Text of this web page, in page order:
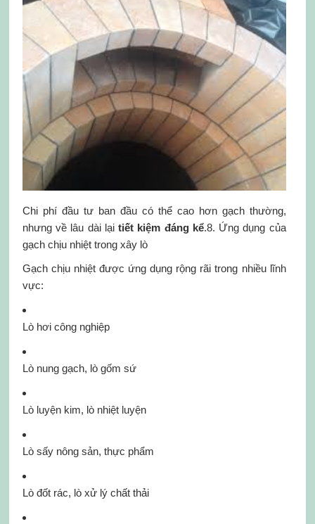
Chi phí đầu tư ban đầu có thể cao hơn gạch thường,
nhưng về lâu dài lạitiết kiệm đáng kể.8. Ứng dụng của
gạch chịu nhiệt trong xây lò
Gạch chịu nhiệt được ứng dụng rộng rãi trong nhiều lĩnh
vực:
Lò hơi công nghiệp
Lò nung gạch, lò gốm sứ
Lò luyện kim, lò nhiệt luyện
Lò sấy nông sản, thực phẩm
Lò đốt rác, lò xử lý chất thải